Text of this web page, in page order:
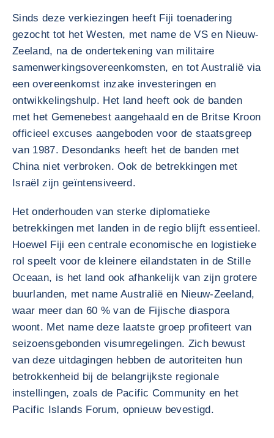
Sinds deze verkiezingen heeft Fiji toenadering
gezocht tot het Westen, met name de VS en Nieuw-
Zeeland, na de ondertekening van militaire
samenwerkingsovereenkomsten, en tot Australië via
een overeenkomst inzake investeringen en
ontwikkelingshulp. Het land heeft ook de banden
met het Gemenebest aangehaald en de Britse Kroon
officieel excuses aangeboden voor de staatsgreep
van 1987. Desondanks heeft het de banden met
China niet verbroken. Ook de betrekkingen met
Israël zijn geïntensiveerd.
Het onderhouden van sterke diplomatieke
betrekkingen met landen in de regio blijft essentieel.
Hoewel Fiji een centrale economische en logistieke
rol speelt voor de kleinere eilandstaten in de Stille
Oceaan, is het land ook afhankelijk van zijn grotere
buurlanden, met name Australië en Nieuw-Zeeland,
waar meer dan 60 % van de Fijische diaspora
woont. Met name deze laatste groep profiteert van
seizoensgebonden visumregelingen. Zich bewust
van deze uitdagingen hebben de autoriteiten hun
betrokkenheid bij de belangrijkste regionale
instellingen, zoals de Pacific Community en het
Pacific Islands Forum, opnieuw bevestigd.